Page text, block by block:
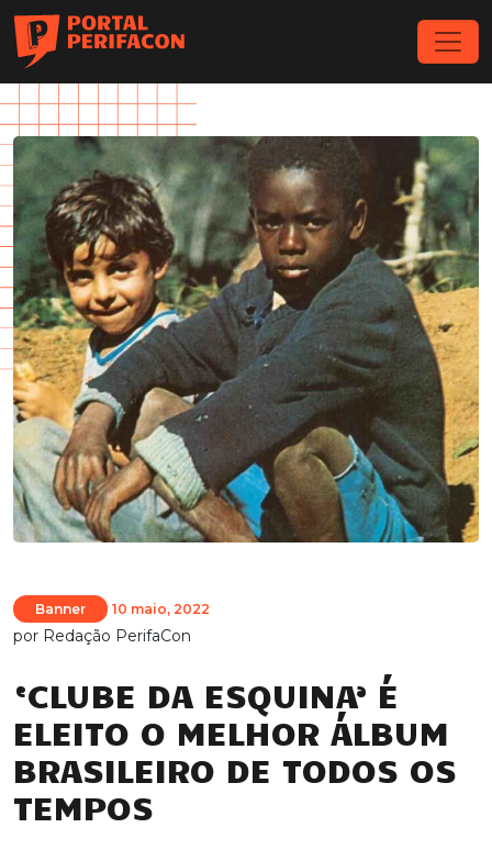
Banner 10 maio, 2022
por Redação PerifaCon
‘CLUBE DA ESQUINA’ É
ELEITO O MELHOR ÁLBUM
BRASILEIRO DE TODOS OS
TEMPOS